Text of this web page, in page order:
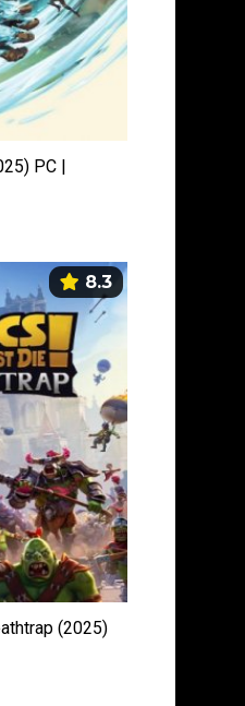
PC |
8.3
(2025)